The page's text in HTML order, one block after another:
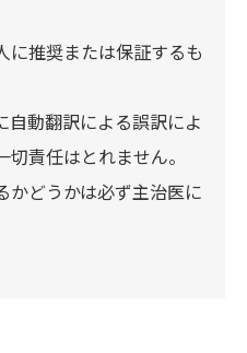
に推奨または保証するも
自動翻訳による誤訳によ
責任はとれません。
かどうかは必ず主治医に